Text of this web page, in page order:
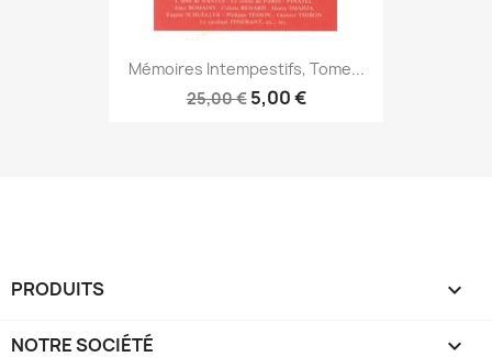
Mémoires Intempestifs, Tome...
25,00 € 5,00 €
PRODUITS 
NOTRE SOCIÉTÉ 